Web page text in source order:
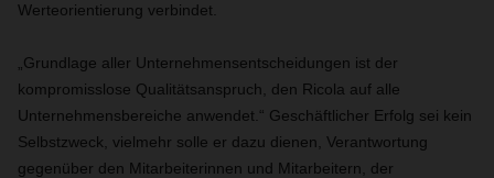
Werteorientierung verbindet.
„Grundlage aller Unternehmensentscheidungen ist der
kompromisslose Qualitätsanspruch, den Ricola auf alle
Unternehmensbereiche anwendet.“ Geschäftlicher Erfolg sei kein
Selbstzweck, vielmehr solle er dazu dienen, Verantwortung
gegenüber den Mitarbeiterinnen und Mitarbeitern, der